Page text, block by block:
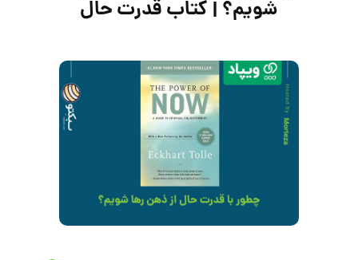
شویم؟ | کتاب قدرت حال